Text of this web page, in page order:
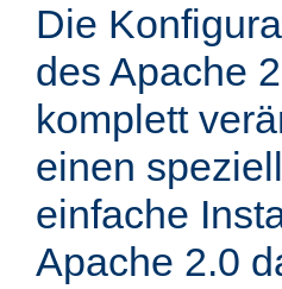
Die
des Apache
komplett
einen
einfache
Apache 2.0